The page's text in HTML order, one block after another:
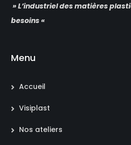
» L’industriel des matières
besoins «
Menu
Accueil
Visiplast
Nos ateliers